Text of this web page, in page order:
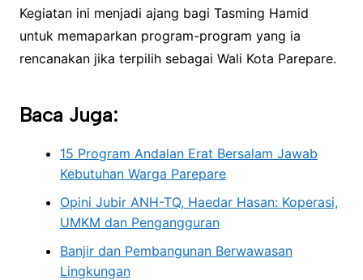
Kegiatan ini menjadi ajang bagi Tasming Hamid
untuk memaparkan program-program yang ia
rencanakan jika terpilih sebagai Wali Kota Parepare.
Baca Juga:
15 Program Andalan Erat Bersalam Jawab
Kebutuhan Warga Parepare
Opini Jubir ANH-TQ, Haedar Hasan: Koperasi,
UMKM dan Pengangguran
Banjir dan Pembangunan Berwawasan
Lingkungan